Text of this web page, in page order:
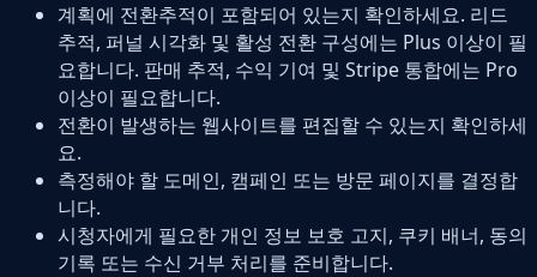
계획에 전환추적이 포함되어 있는지 확인하세요. 리드
추적, 퍼널 시각화 및 활성 전환 구성에는 Plus 이상이 필
요합니다. 판매 추적, 수익 기여 및 Stripe 통합에는 Pro
이상이 필요합니다.
전환이 발생하는 웹사이트를 편집할 수 있는지 확인하세
요.
측정해야 할 도메인, 캠페인 또는 방문 페이지를 결정합
니다.
시청자에게 필요한 개인 정보 보호 고지, 쿠키 배너, 동의
기록 또는 수신 거부 처리를 준비합니다.